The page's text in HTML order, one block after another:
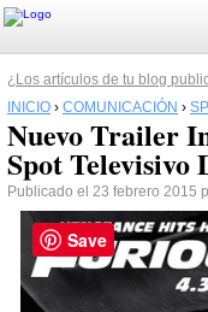
¿Los artículos de tu blog
INICIO › COMUNICACIÓN ›
Nuevo Trailer
Spot Televisivo
Publicado el 23 febrero 2015
Save